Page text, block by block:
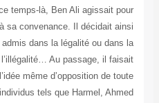
temps-là, Ben Ali agissait pour
sa convenance. Il décidait ainsi
dans la légalité ou dans la
Au passage, il faisait
même d’opposition de toute
tels que Harmel, Ahmed